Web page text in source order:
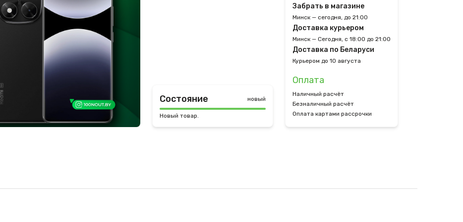
Состояние новый
Новый товар.
Забрать в магазине
Минск — сегодня, до 21:00
Доставка курьером
Минск — Сегодня, с 18:00 до 21:00
Доставка по Беларуси
Курьером до 10 августа
Оплата
Наличный расчёт
Безналичный расчёт
Оплата картами рассрочки